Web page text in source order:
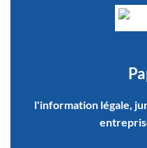
l'information légale,